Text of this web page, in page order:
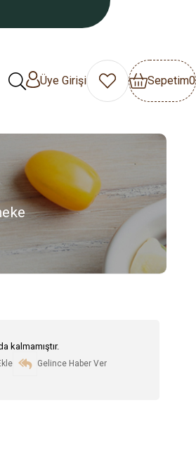
Üye Girişi Sepetim0
kalmamıştır.
Gelince Haber Ver